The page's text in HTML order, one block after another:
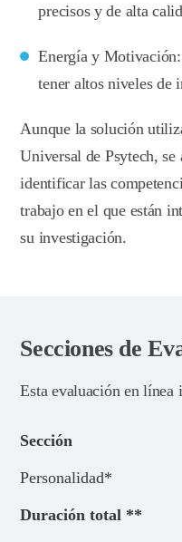
precisos y de alta
Energía y
tener altos niveles de
Aunque la solución
Universal de Psytech, se
identificar las
trabajo en el que están
su investigación.
Secciones de
Esta evaluación en línea
Sección
Personalidad*
Duración total **